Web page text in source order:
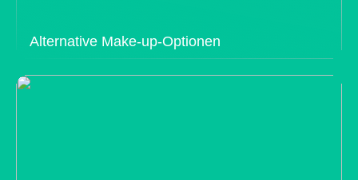
Alternative Make-up-Optionen